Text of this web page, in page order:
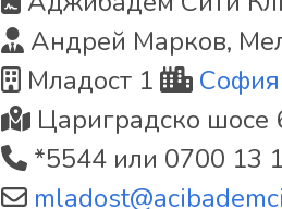
Андрей Марков,
Младост 1
София
Цариградско шосе
*5544 или 0700 13